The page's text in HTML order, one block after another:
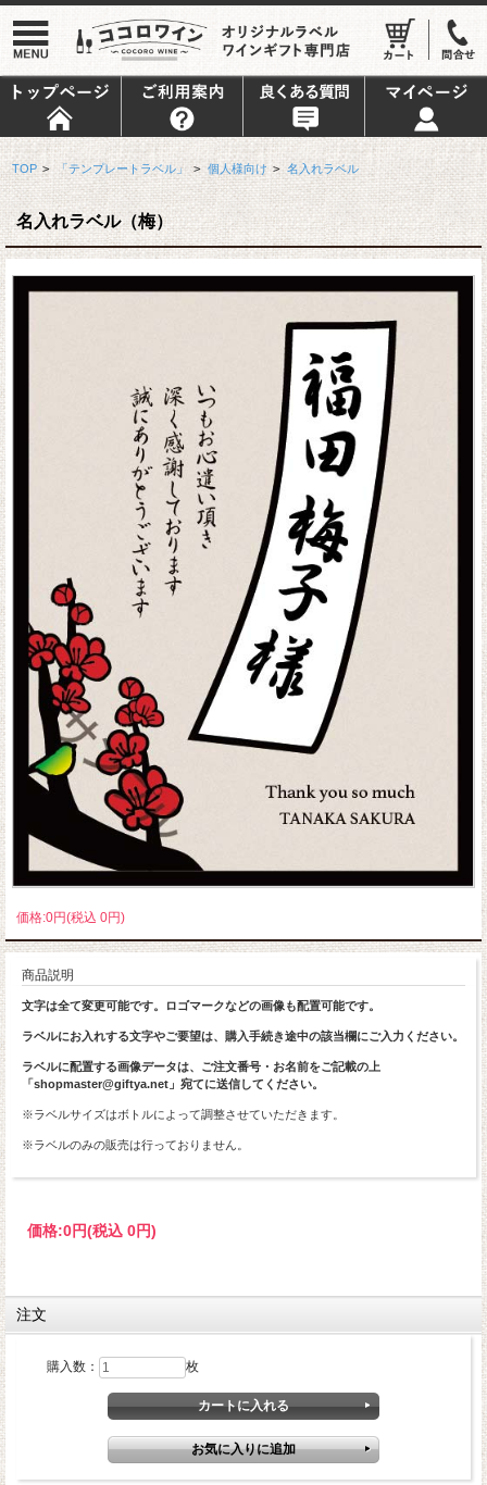
TOP > 「テンプレートラベル」 > 個人様向け > 名入れラベル
名入れラベル（梅）
価格:0円(税込 0円)
商品説明
文字は全て変更可能です。ロゴマークなどの画像も配置可能です。
ラベルにお入れする文字やご要望は、購入手続き途中の該当欄にご入力ください。
ラベルに配置する画像データは、ご注文番号・お名前をご記載の上
「shopmaster@giftya.net」宛てに送信してください。
※ラベルサイズはボトルによって調整させていただきます。
※ラベルのみの販売は行っておりません。
価格:0円(税込 0円)
注文
購入数： 枚